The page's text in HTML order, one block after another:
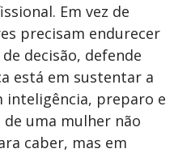
Em vez de
precisam endurecer
decisão, defende
está em sustentar a
inteligência, preparo e
de uma mulher não
caber, mas em